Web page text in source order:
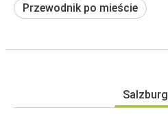
Przewodnik po mieście
Salzburg